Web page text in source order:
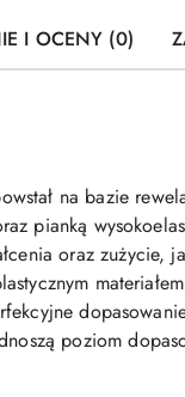
I OCENY (0)
na bazie
pianką
oraz zużycie,
poziom